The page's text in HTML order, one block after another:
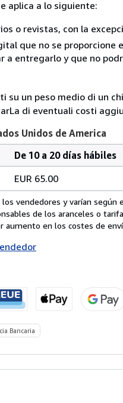
aplica a lo siguiente:
o revistas, con la
que no se proporcione
a entregarlo y que no
su un peso medio di un
di eventuali costi
Unidos de America
De 10 a 20 días hábiles
EUR 65.00
vendedores y varían
de los aranceles o
aumento en los costes de
Bancaria